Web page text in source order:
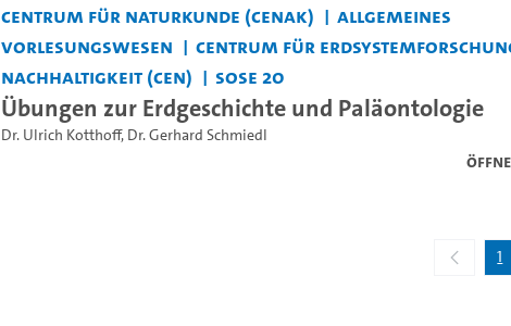
Centrum für Naturkunde (CeNak)
Allgemeines
Vorlesungswesen
Centrum für
Nachhaltigkeit (CEN)
SoSe 20
Übungen zur Erdgeschichte und Paläontologie
Dr. Ulrich Kotthoff, Dr. Gerhard Schmiedl
1